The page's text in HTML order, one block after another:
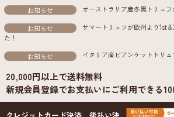
お知らせ オーストラリア産冬黒トリュフ
お知らせ
サマートリュフが欧州より1st
た！
お知らせ
イタリア産ビアンケットトリュ
20,000円以上で送料無料
新規会員登録でお支払いにご利用できる